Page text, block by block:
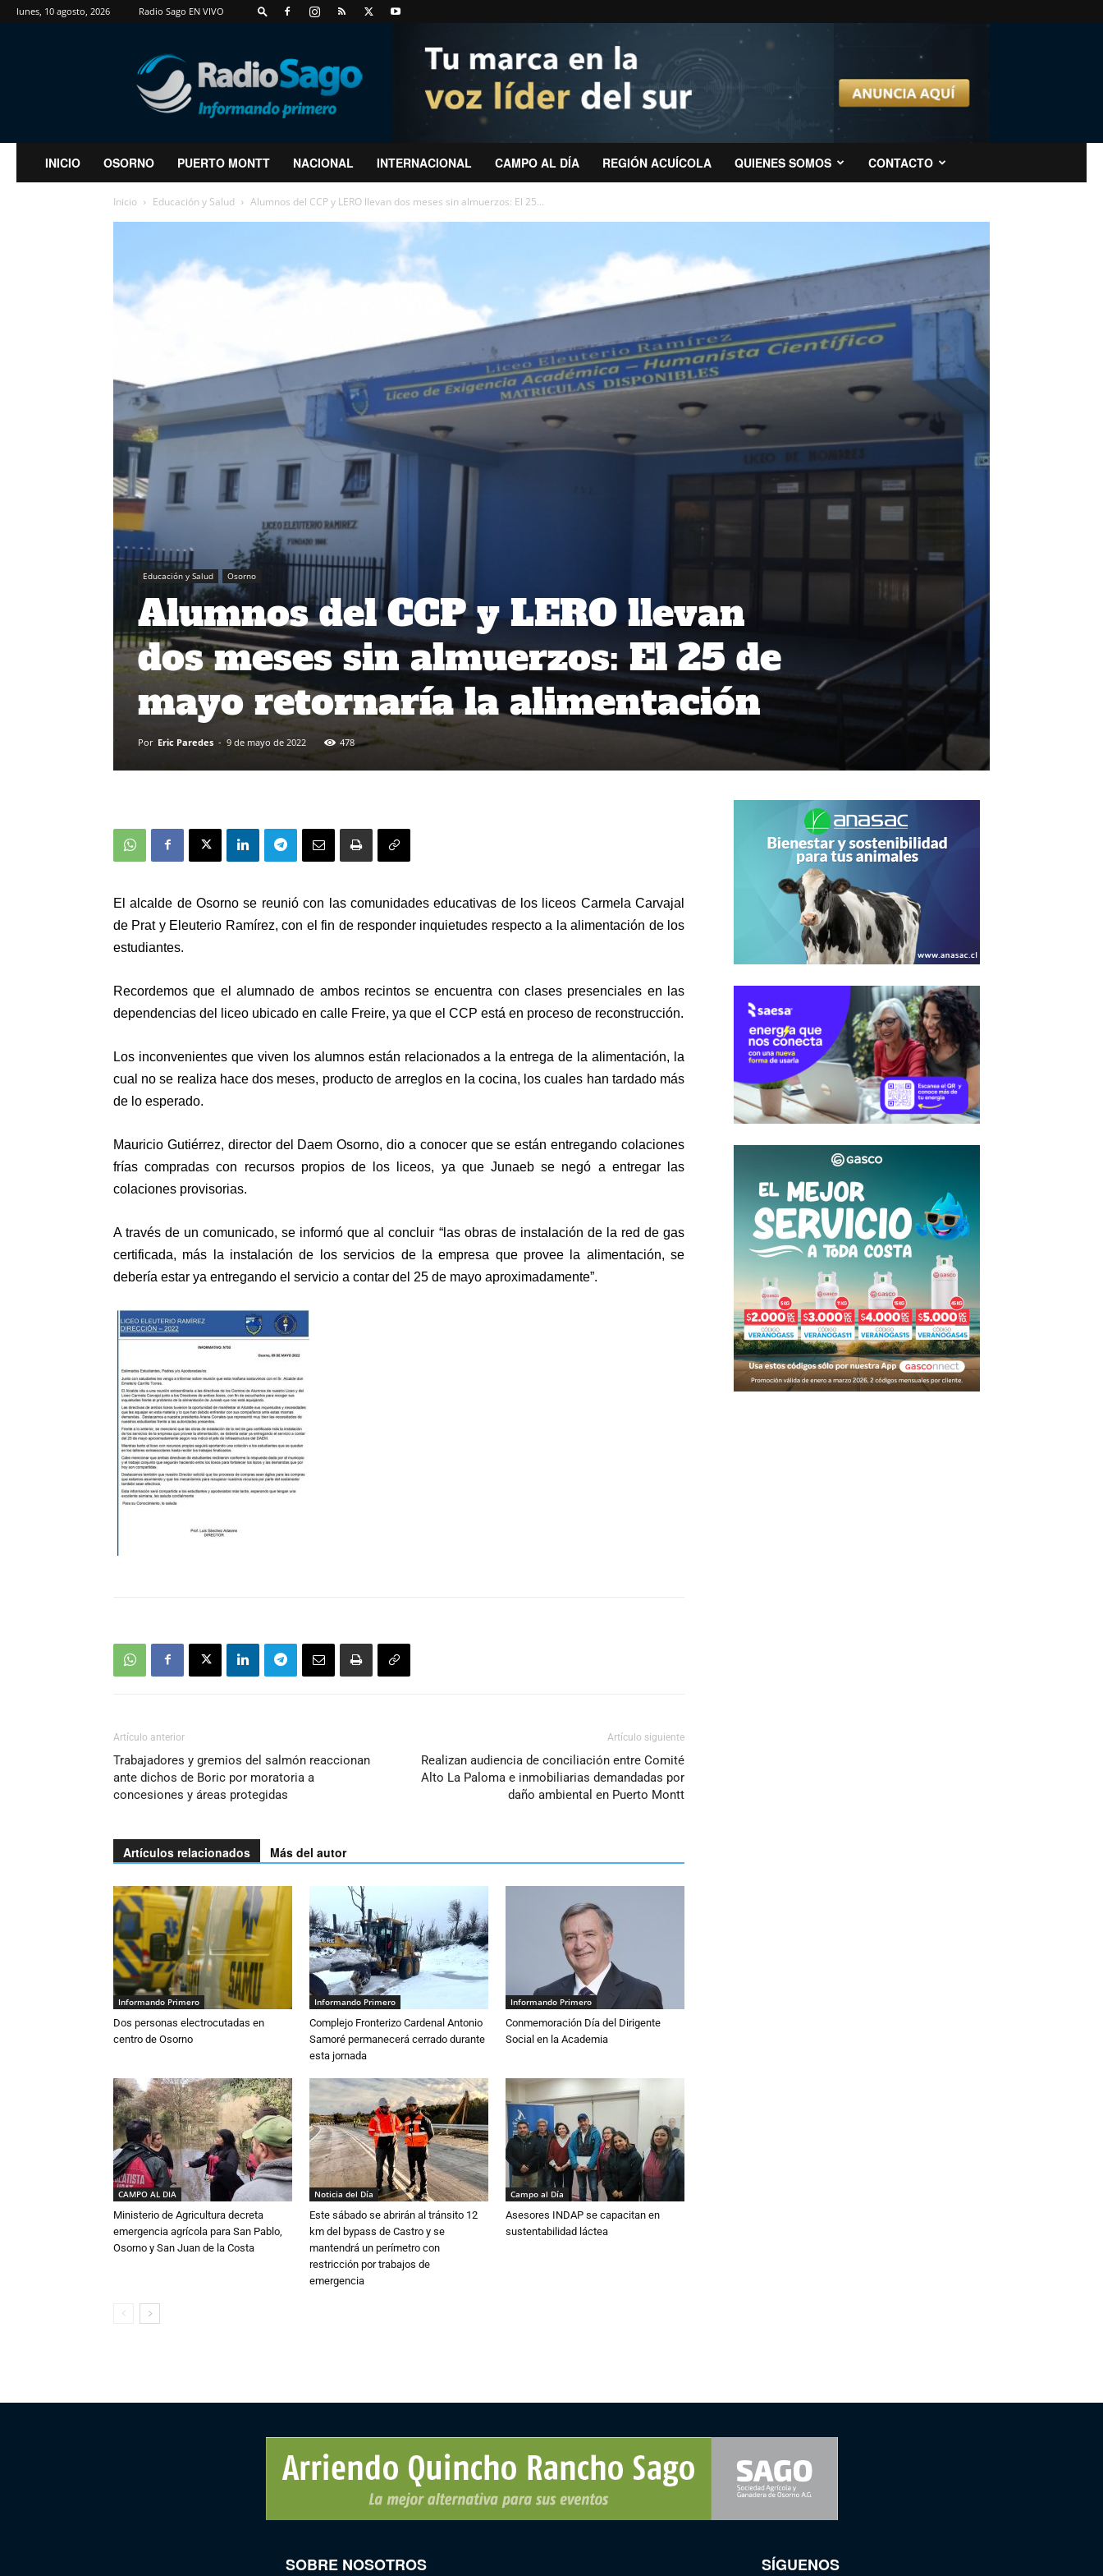
lunes, 10 agosto, 2026 Radio Sago EN VIVO
RadioSago
INICIO OSORNO PUERTO MONTT NACIONAL INTERNACIONAL CAMPO AL DÍA REGIÓN ACUÍCOLA QUIENES SOMOS CONTACTO
Inicio Educación y Salud Alumnos del CCP y LERO llevan dos meses sin almuerzos: El 25...
Educación y Salud Osorno
Alumnos del CCP y LERO llevan
dos meses sin almuerzos: El 25 de
mayo retornaría la alimentación
Por Eric Paredes - 9 de mayo de 2022 478
El alcalde de Osorno se reunió con las comunidades educativas de los liceos Carmela Carvajal
de Prat y Eleuterio Ramírez, con el fin de responder inquietudes respecto a la alimentación de los
estudiantes.
Recordemos que el alumnado de ambos recintos se encuentra con clases presenciales en las
dependencias del liceo ubicado en calle Freire, ya que el CCP está en proceso de reconstrucción.
Los inconvenientes que viven los alumnos están relacionados a la entrega de la alimentación, la
cual no se realiza hace dos meses, producto de arreglos en la cocina, los cuales han tardado más
de lo esperado.
Mauricio Gutiérrez, director del Daem Osorno, dio a conocer que se están entregando colaciones
frías compradas con recursos propios de los liceos, ya que Junaeb se negó a entregar las
colaciones provisorias.
A través de un comunicado, se informó que al concluir “las obras de instalación de la red de gas
certificada, más la instalación de los servicios de la empresa que provee la alimentación, se
debería estar ya entregando el servicio a contar del 25 de mayo aproximadamente”.
Artículo anterior
Trabajadores y gremios del salmón reaccionan
ante dichos de Boric por moratoria a
concesiones y áreas protegidas
Artículo siguiente
Realizan audiencia de conciliación entre Comité
Alto La Paloma e inmobiliarias demandadas por
daño ambiental en Puerto Montt
Artículos relacionados Más del autor
Informando Primero
Dos personas electrocutadas en
centro de Osorno
Informando Primero
Complejo Fronterizo Cardenal Antonio
Samoré permanecerá cerrado durante
esta jornada
Informando Primero
Conmemoración Día del Dirigente
Social en la Academia
CAMPO AL DIA
Ministerio de Agricultura decreta
emergencia agrícola para San Pablo,
Osorno y San Juan de la Costa
Noticia del Día
Este sábado se abrirán al tránsito 12
km del bypass de Castro y se
mantendrá un perímetro con
restricción por trabajos de
emergencia
Campo al Día
Asesores INDAP se capacitan en
sustentabilidad láctea
SOBRE NOSOTROS SÍGUENOS